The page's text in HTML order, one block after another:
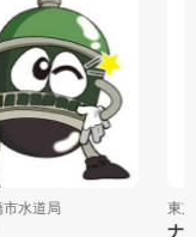
水道局 東京
ナ